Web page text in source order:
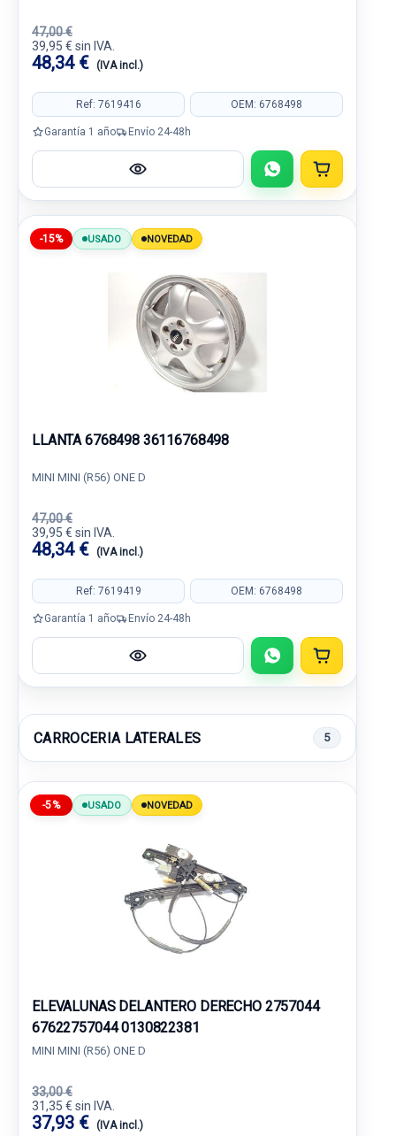
47,00 €
39,95 € sin IVA.
48,34 € (IVA incl.)
Ref: 7619416 OEM: 6768498
Garantía 1 año Envío 24-48h
-15% USADO NOVEDAD
LLANTA 6768498 36116768498
MINI MINI (R56) ONE D
47,00 €
39,95 € sin IVA.
48,34 € (IVA incl.)
Ref: 7619419 OEM: 6768498
Garantía 1 año Envío 24-48h
CARROCERIA LATERALES 5
-5% USADO NOVEDAD
ELEVALUNAS DELANTERO DERECHO 2757044
67622757044 0130822381
MINI MINI (R56) ONE D
33,00 €
31,35 € sin IVA.
37,93 € (IVA incl.)